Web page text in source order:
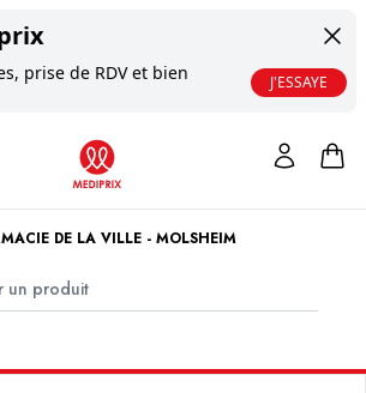
prise de RDV et bien
J'ESSAYE
DE LA VILLE - MOLSHEIM